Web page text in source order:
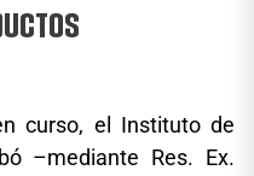
curso, el Instituto de
–mediante Res. Ex.